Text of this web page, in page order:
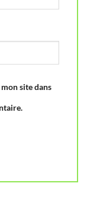
site dans